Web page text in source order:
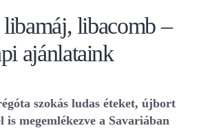
libacomb –
ajánlataink
szokás ludas éteket, újbort
is megemlékezve a Savariában